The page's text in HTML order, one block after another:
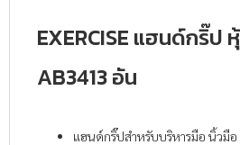
EXERCISE แฮนด์กริ๊ป
AB3413 อัน
แฮนด์กริ๊ปสำหรับบริหารมือ นิ้วมือ